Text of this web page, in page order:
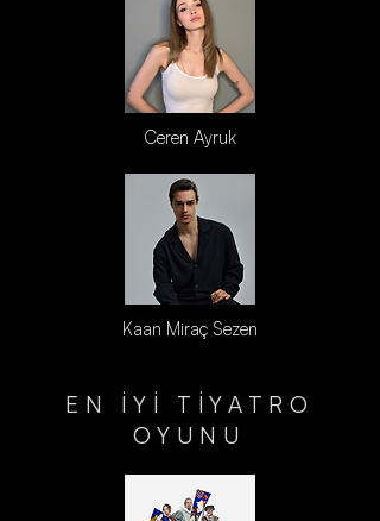
Ceren Ayruk
Kaan Miraç Sezen
EN İYİ TİYATRO
OYUNU